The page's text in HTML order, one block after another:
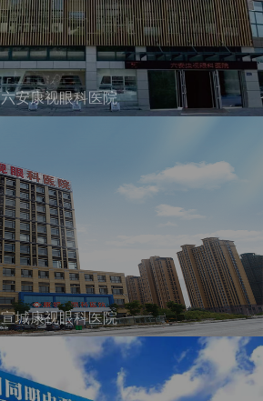
六安康视眼科医院
宣城康视眼科医院